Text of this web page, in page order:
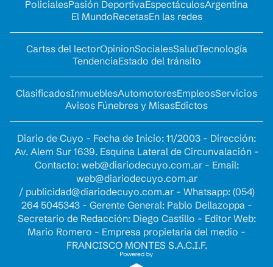
PolicialesPasión DeportivaEspectáculosArgentina
El MundoRecetasEn las redes
Cartas del lectorOpinionSocialesSaludTecnología
TendenciaEstado del tránsito
ClasificadosInmueblesAutomotoresEmpleosServicios
Avisos Fúnebres y MisasEdictos
Diario de Cuyo - Fecha de Inicio: 11/2003 - Dirección:
Av. Alem Sur 1639. Esquina Lateral de Circunvalación -
Contacto: web@diariodecuyo.com.ar- Email:
web@diariodecuyo.com.ar
/ publicidad@diariodecuyo.com.ar- Whatsapp: (054)
264 5045343 - Gerente General: Pablo Dellazoppa -
Secretario de Redacción: Diego Castillo - Editor Web:
Mario Romero - Empresa propietaria del medio -
FRANCISCO MONTES S.A.C.I.F.